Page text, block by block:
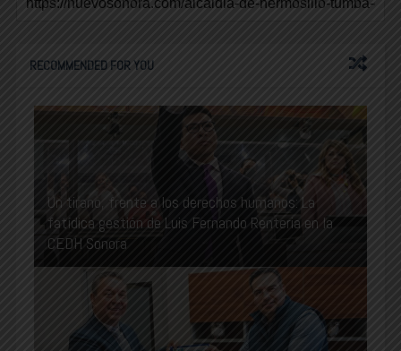
RECOMMENDED FOR YOU
Un tirano, frente a los derechos humanos: La
fatídica gestión de Luis Fernando Renteria en la
CEDH Sonora